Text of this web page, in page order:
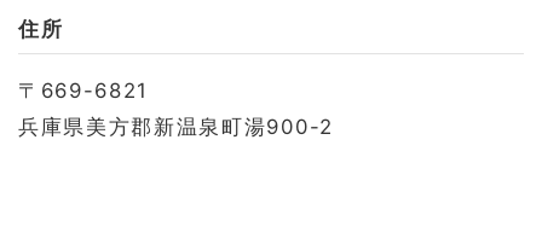
住所
〒669-6821
兵庫県美方郡新温泉町湯900-2